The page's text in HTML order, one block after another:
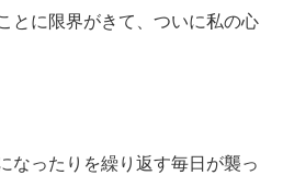
とに限界がきて、ついに私の心
なったりを繰り返す毎日が襲っ